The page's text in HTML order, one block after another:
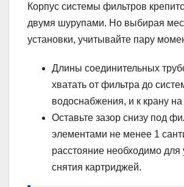
Корпус системы фильтров
двумя шурупами. Но выбирая
установки, учитывайте пару
Длины соединительных
хватать от фильтра до
водоснабжения, и к крану
Оставьте зазор снизу под
элементами не менее 1
расстояние необходимо для
снятия картриджей.